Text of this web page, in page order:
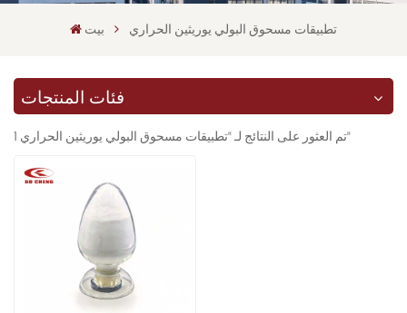
بيت تطبيقات مسحوق البولي يوريثين الحراري
فئات المنتجات
1 تم العثور على النتائج لـ "تطبيقات مسحوق البولي يوريثين الحراري"